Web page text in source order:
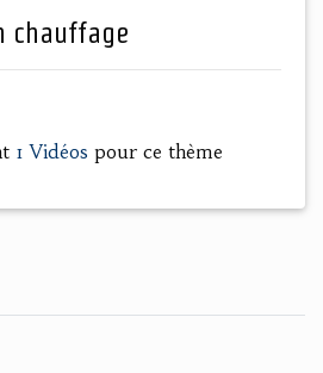
chauffage
1 Vidéos pour ce thème